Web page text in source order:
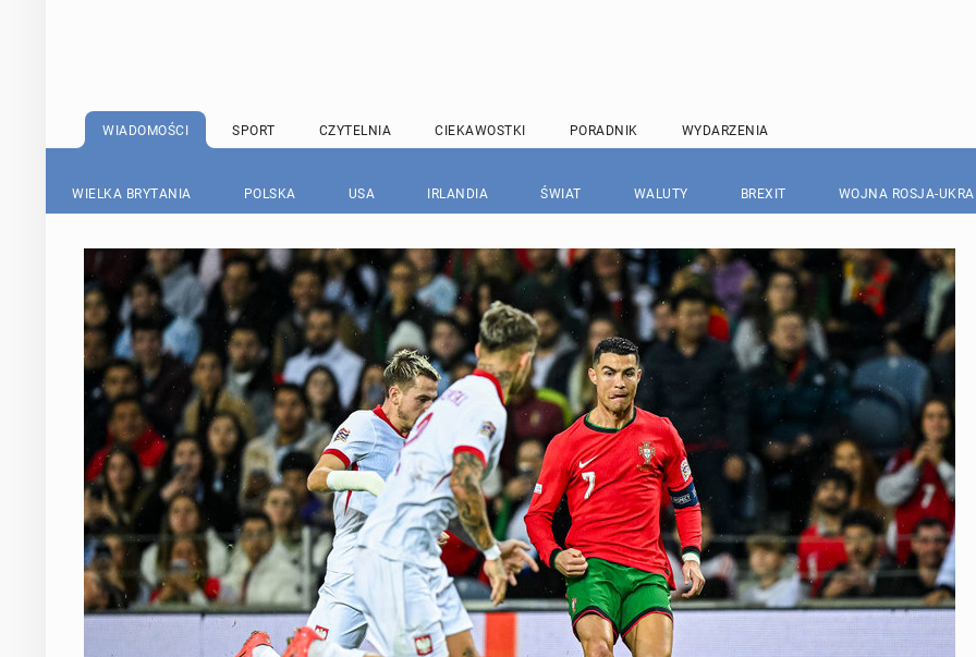
WIADOMOŚCI SPORT CZYTELNIA CIEKAWOSTKI PORADNIK WYDARZENIA
WIELKA BRYTANIA POLSKA USA IRLANDIA ŚWIAT WALUTY BREXIT WOJNA ROSJA-